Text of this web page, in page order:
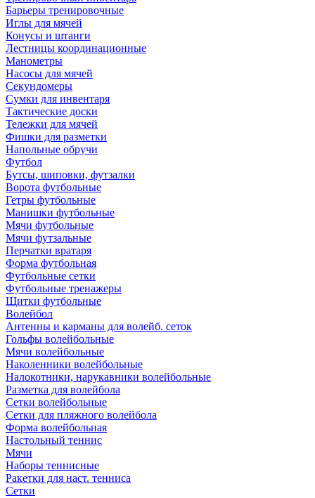
Барьеры тренировочные
Иглы для мячей
Конусы и штанги
Лестницы координационные
Манометры
Насосы для мячей
Секундомеры
Сумки для инвентаря
Тактические доски
Тележки для мячей
Фишки для разметки
Напольные обручи
Футбол
Бутсы, шиповки, футзалки
Ворота футбольные
Гетры футбольные
Манишки футбольные
Мячи футбольные
Мячи футзальные
Перчатки вратаря
Форма футбольная
Футбольные сетки
Футбольные тренажеры
Щитки футбольные
Волейбол
Антенны и карманы для волейб. сеток
Гольфы волейбольные
Мячи волейбольные
Наколенники волейбольные
Налокотники, нарукавники волейбольные
Разметка для волейбола
Сетки волейбольные
Сетки для пляжного волейбола
Форма волейбольная
Настольный теннис
Мячи
Наборы теннисные
Ракетки для наст. тенниса
Сетки